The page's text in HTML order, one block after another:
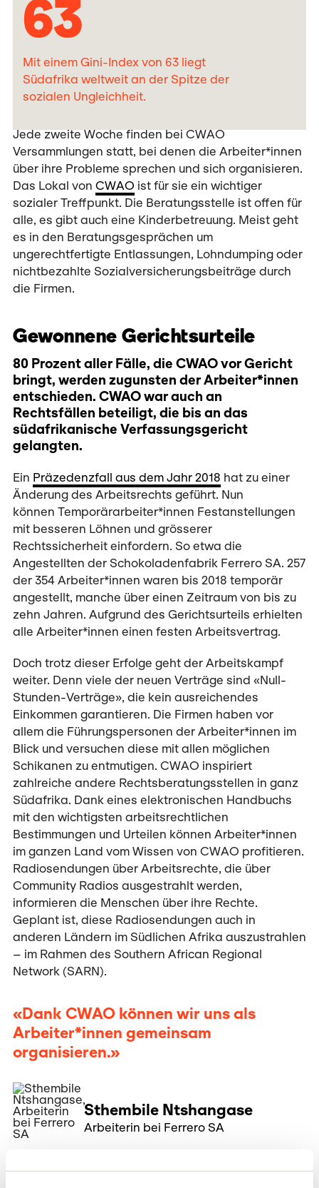
Jede zweite Woche finden bei CWAO
Versammlungen statt, bei denen die Arbeiter*innen
über ihre Probleme sprechen und sich organisieren.
Das Lokal von CWAO ist für sie ein wichtiger
sozialer Treffpunkt. Die Beratungsstelle ist offen für
alle, es gibt auch eine Kinderbetreuung. Meist geht
es in den Beratungsgesprächen um
ungerechtfertigte Entlassungen, Lohndumping oder
nichtbezahlte Sozialversicherungsbeiträge durch
die Firmen.
63
Mit einem Gini-Index von 63 liegt
Südafrika weltweit an der Spitze der
sozialen Ungleichheit.
Gewonnene Gerichtsurteile
80 Prozent aller Fälle, die CWAO vor Gericht
bringt, werden zugunsten der Arbeiter*innen
entschieden. CWAO war auch an
Rechtsfällen beteiligt, die bis an das
südafrikanische Verfassungsgericht
gelangten.
Ein Präzedenzfall aus dem Jahr 2018 hat zu einer
Änderung des Arbeitsrechts geführt. Nun
können Temporärarbeiter*innen Festanstellungen
mit besseren Löhnen und grösserer
Rechtssicherheit einfordern. So etwa die
Angestellten der Schokoladenfabrik Ferrero SA. 257
der 354 Arbeiter*innen waren bis 2018 temporär
angestellt, manche über einen Zeitraum von bis zu
zehn Jahren. Aufgrund des Gerichtsurteils erhielten
alle Arbeiter*innen einen festen Arbeitsvertrag.
Doch trotz dieser Erfolge geht der Arbeitskampf
weiter. Denn viele der neuen Verträge sind «Null-
Stunden-Verträge», die kein ausreichendes
Einkommen garantieren. Die Firmen haben vor
allem die Führungspersonen der Arbeiter*innen im
Blick und versuchen diese mit allen möglichen
Schikanen zu entmutigen. CWAO inspiriert
zahlreiche andere Rechtsberatungsstellen in ganz
Südafrika. Dank eines elektronischen Handbuchs
mit den wichtigsten arbeitsrechtlichen
Bestimmungen und Urteilen können Arbeiter*innen
im ganzen Land vom Wissen von CWAO profitieren.
Radiosendungen über Arbeitsrechte, die über
Community Radios ausgestrahlt werden,
informieren die Menschen über ihre Rechte.
Geplant ist, diese Radiosendungen auch in
anderen Ländern im Südlichen Afrika auszustrahlen
– im Rahmen des Southern African Regional
Network (SARN).
«Dank CWAO können wir uns als
Arbeiter*innen gemeinsam
organisieren.»
Sthembile Ntshangase
Arbeiterin bei Ferrero SA